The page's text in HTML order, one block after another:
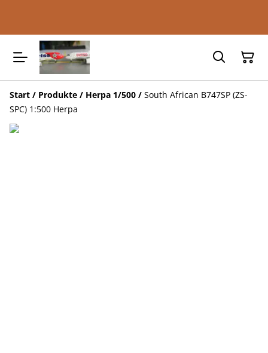
Start / Produkte / Herpa 1/500 / South African B747SP (ZS-
SPC) 1:500 Herpa